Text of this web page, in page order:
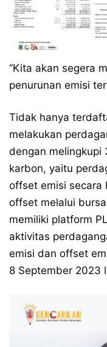
“Kita akan segera
penurunan emisi
Tidak hanya
melakukan
dengan melingkupi
karbon, yaitu
offset emisi secara
offset melalui
memiliki platform
aktivitas
emisi dan offset
8 September 2023